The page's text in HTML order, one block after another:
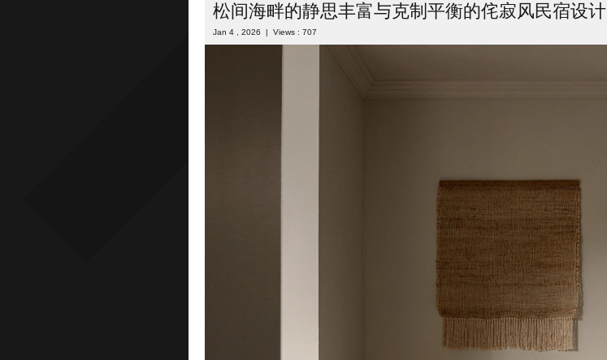
松间海畔的静思丰富与克制平衡的侘寂风民宿设计
Jan 4 , 2026 | Views : 707